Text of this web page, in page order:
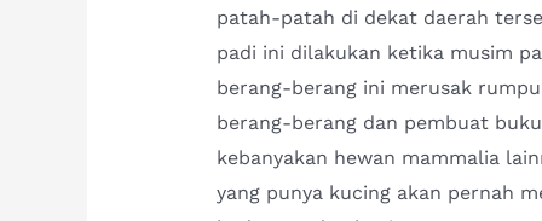
patah-patah di dekat daerah
padi ini dilakukan ketika musim
berang-berang ini merusak
berang-berang dan pembuat
kebanyakan hewan mammalia
yang punya kucing akan pernah